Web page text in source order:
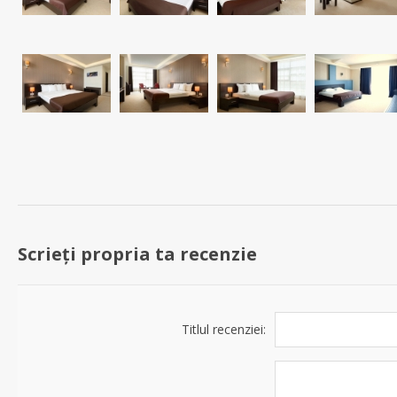
Scrieți propria ta recenzie
Titlul recenziei: